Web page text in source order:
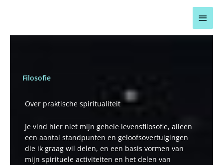
inhoud
Filosofie
Over praktische spiritualiteit
Je vind hier niet mijn gehele levensfilosofie, alleen
een aantal standpunten en geloofsovertuigingen
die ik graag wil delen, en een basis vormen van
mijn spirituele activiteiten en het delen van